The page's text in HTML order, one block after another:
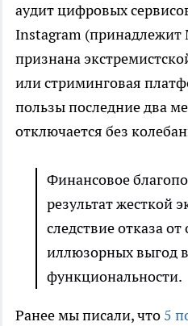
аудит цифровых
Instagram (принадлежит
признана
или стриминговая
пользы последние два
отключается без
Финансовое
результат жесткой
следствие отказа
иллюзорных выгод
функциональности.
Ранее мы писали, что 5